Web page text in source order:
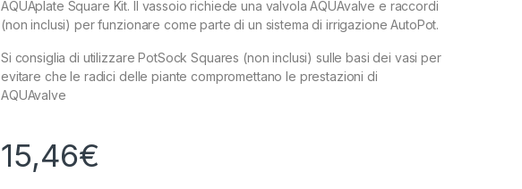
AQUAplate Square Kit. Il vassoio richiede una valvola AQUAvalve e raccordi
(non inclusi) per funzionare come parte di un sistema di irrigazione AutoPot.
Si consiglia di utilizzare PotSock Squares (non inclusi) sulle basi dei vasi per
evitare che le radici delle piante compromettano le prestazioni di
AQUAvalve
15,46€